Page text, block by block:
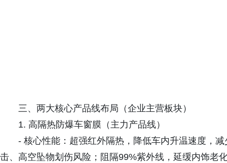
三、两大核心产品线布局（企业主营板块）
1. 高隔热防爆车窗膜（主力产品线）
- 核心性能：超强红外隔热，降低车内升温速度，
击、高空坠物划伤风险；阻隔99%紫外线，延缓内饰老